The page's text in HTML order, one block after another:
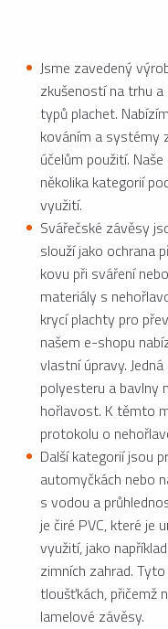
Jsme zavedený
zkušeností na trhu
typů plachet.
kováním a systémy
účelům použití.
několika kategorií
využití.
Svářečské závěsy
slouží jako ochrana
kovu při sváření
materiály s
krycí plachty pro
našem e-shopu
vlastní úpravy.
polyesteru a bavlny
hořlavost. K těmto
protokolu o
Další kategorií jsou
automyčkách nebo
s vodou a
je čiré PVC, které je
využití, jako
zimních zahrad.
tloušťkách, přičemž
lamelové závěsy.